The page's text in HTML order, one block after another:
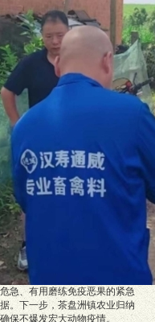
、有用磨练免疫恶果的紧急
。下一步，茶盘洲镇农业归纳
保不爆发宏大动物疫情。